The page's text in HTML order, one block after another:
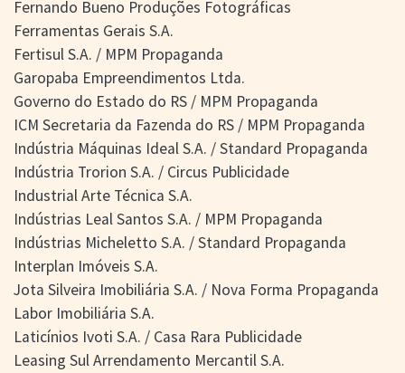
Fernando Bueno Produções Fotográficas
Ferramentas Gerais S.A.
Fertisul S.A. / MPM Propaganda
Garopaba Empreendimentos Ltda.
Governo do Estado do RS / MPM Propaganda
ICM Secretaria da Fazenda do RS / MPM Propaganda
Indústria Máquinas Ideal S.A. / Standard Propaganda
Indústria Trorion S.A. / Circus Publicidade
Industrial Arte Técnica S.A.
Indústrias Leal Santos S.A. / MPM Propaganda
Indústrias Micheletto S.A. / Standard Propaganda
Interplan Imóveis S.A.
Jota Silveira Imobiliária S.A. / Nova Forma Propaganda
Labor Imobiliária S.A.
Laticínios Ivoti S.A. / Casa Rara Publicidade
Leasing Sul Arrendamento Mercantil S.A.